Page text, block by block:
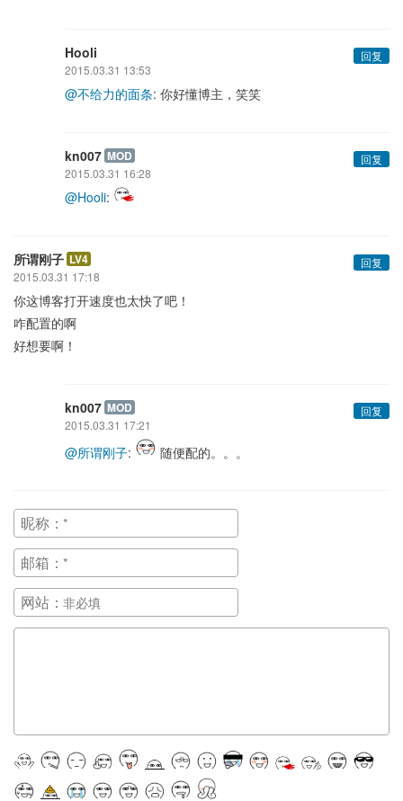
Hooli
回复
2015.03.31 13:53
@不给力的面条: 你好懂博主，笑笑
kn007 MOD
回复
2015.03.31 16:28
@Hooli:
所谓刚子 LV4
回复
2015.03.31 17:18
你这博客打开速度也太快了吧！
咋配置的啊
好想要啊！
kn007 MOD
回复
2015.03.31 17:21
@所谓刚子: 随便配的。。。
昵称：
邮箱：
网站：